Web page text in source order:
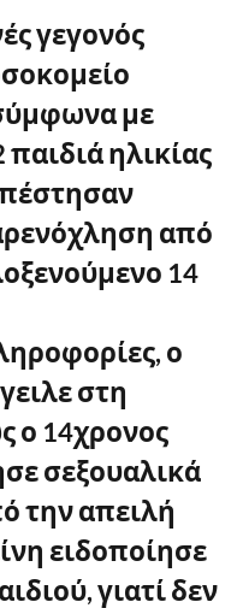
γεγονός
με
ηλικίας
από
14
, ο
στη
ο 14χρονος
σεξουαλικά
την απειλή
ειδοποίησε
γιατί δεν